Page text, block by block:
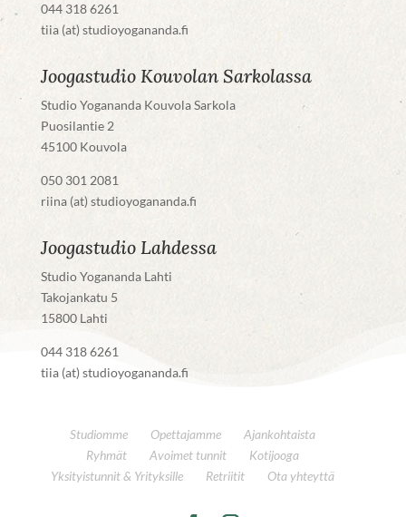
044 318 6261
tiia (at) studioyogananda.fi
Joogastudio Kouvolan Sarkolassa
Studio Yogananda Kouvola Sarkola
Puosilantie 2
45100 Kouvola
050 301 2081
riina (at) studioyogananda.fi
Joogastudio Lahdessa
Studio Yogananda Lahti
Takojankatu 5
15800 Lahti
044 318 6261
tiia (at) studioyogananda.fi
Studiomme Opettajamme
Ajankohtaista
Ryhmät
Avoimet tunnit
Kotijooga
Yksityistunnit & Yrityksille
Retriitit Ota yhteyttä